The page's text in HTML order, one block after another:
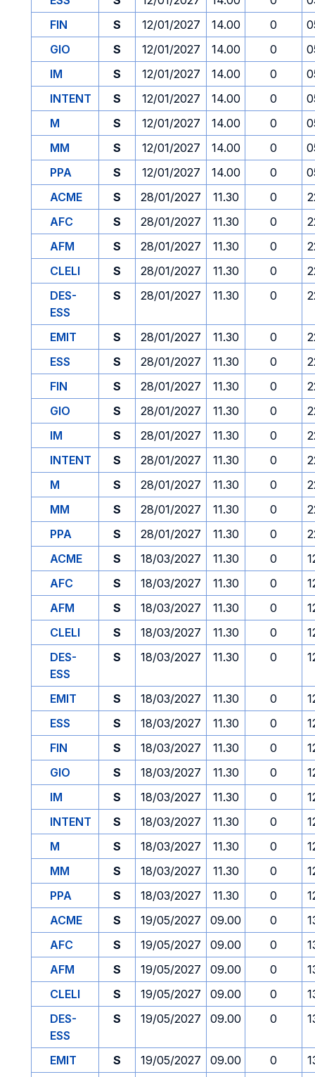
FIN
S 12/01/2027 14.00 0
GIO
S 12/01/2027 14.00 0
IM
S 12/01/2027 14.00 0
INTENT
S 12/01/2027 14.00 0
M
S 12/01/2027 14.00 0
MM
S 12/01/2027 14.00 0
PPA
S 12/01/2027 14.00 0
ACME
S 28/01/2027 11.30 0
AFC
S 28/01/2027 11.30 0
AFM
S 28/01/2027 11.30 0
CLELI
S 28/01/2027 11.30 0
DES-
ESS
S 28/01/2027 11.30 0
EMIT S 28/01/2027 11.30 0
ESS
S 28/01/2027 11.30 0
FIN
S 28/01/2027 11.30 0
GIO
S 28/01/2027 11.30 0
IM
S 28/01/2027 11.30 0
INTENT
S 28/01/2027 11.30 0
M
S 28/01/2027 11.30 0
MM
S 28/01/2027 11.30 0
PPA
S 28/01/2027 11.30 0
ACME
S 18/03/2027 11.30 0
AFC
S 18/03/2027 11.30 0
AFM
S 18/03/2027 11.30 0
CLELI
S 18/03/2027 11.30 0
DES-
ESS
S 18/03/2027 11.30 0
EMIT S 18/03/2027 11.30 0
ESS
S 18/03/2027 11.30 0
FIN
S 18/03/2027 11.30 0
GIO
S 18/03/2027 11.30 0
IM
S 18/03/2027 11.30 0
INTENT
S 18/03/2027 11.30 0
M
S 18/03/2027 11.30 0
MM
S 18/03/2027 11.30 0
PPA
S 18/03/2027 11.30 0
ACME
S 19/05/2027 09.00 0
AFC
S 19/05/2027 09.00 0
AFM
S 19/05/2027 09.00 0
CLELI
S 19/05/2027 09.00 0
DES-
ESS
S 19/05/2027 09.00 0
EMIT S 19/05/2027 09.00 0